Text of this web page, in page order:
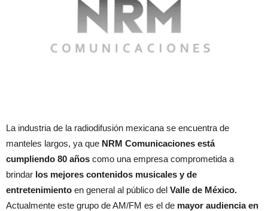
La industria de la radiodifusión mexicana se encuentra de
manteles largos, ya que NRM Comunicaciones está
cumpliendo 80 años como una empresa comprometida a
brindar los mejores contenidos musicales y de
entretenimiento en general al público del Valle de México.
Actualmente este grupo de AM/FM es el de mayor audiencia en